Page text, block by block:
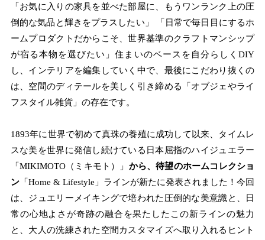
「お気に入りの家具を並べた部屋に、もうワンランク上の圧
倒的な気品と輝きをプラスしたい」 「日常で毎日目にするホ
ームプロダクトだからこそ、世界基準のクラフトマンシップ
が宿る本物を選びたい」住まいのベースを自分らしくDIY
し、インテリアを編集していく中で、最後にこだわり抜くの
は、空間のディテールを美しく引き締める「オブジェやライ
フスタイル雑貨」の存在です。
1893年に世界で初めて真珠の養殖に成功して以来、タイムレ
スな美を世界に発信し続けている日本屈指のハイジュエラー
「MIKIMOTO（ミキモト）」 から、待望のホームコレクショ
ン「Home & Lifestyle」ラインが新たに発表されました！今回
は、ジュエリーメイキングで培われた圧倒的な美意識と、日
常の心地よさが奇跡の融合を果たしたこの新ラインの魅力
と、大人の洗練された空間カスタマイズへ取り入れるヒント